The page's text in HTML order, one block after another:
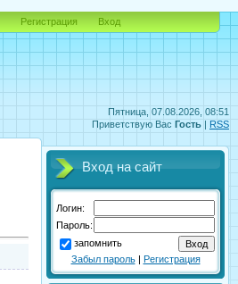
Пятница, 07.08.2026, 08:51
Приветствую Вас Гость RSS
Регистрация Вход
Вход на сайт
Логин:
Пароль:
запомнить
Забыл пароль| Регистрация